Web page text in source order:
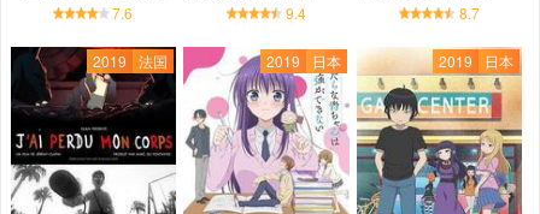
7.6 9.4 8.7
2019 法国 2019 日本 2019 日本